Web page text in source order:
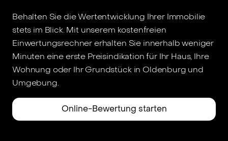
Behalten Sie die Wertentwicklung Ihrer Immobilie
stets im Blick. Mit unserem kostenfreien
Einwertungsrechner erhalten Sie innerhalb weniger
Minuten eine erste Preisindikation für Ihr Haus, Ihre
Wohnung oder Ihr Grundstück in Oldenburg und
Umgebung.
Online-Bewertung starten